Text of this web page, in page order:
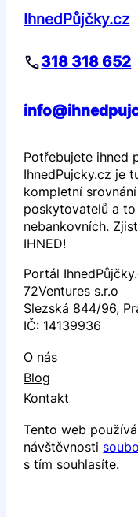
IhnedPůjčky.cz
318 318 652
Potřebujete ihned
IhnedPujcky.cz je
kompletní
poskytovatelů a
nebankovních.
IHNED!
Portál
72Ventures s.r.o
Slezská 844/96,
IČ: 14139936
O nás
Blog
Kontakt
Tento web
návštěvnosti
s tím souhlasíte.